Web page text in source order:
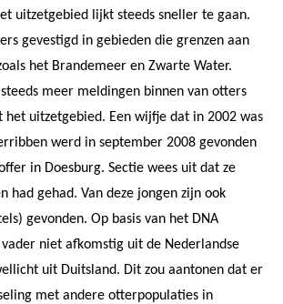
uitzetgebied lijkt steeds sneller te gaan.
gevestigd in gebieden die grenzen aan
het Brandemeer en Zwarte Water.
meer meldingen binnen van otters
het uitzetgebied. Een wijfje dat in 2002 was
werd in september 2008 gevonden
in Doesburg. Sectie wees uit dat ze
had gehad. Van deze jongen zijn ook
gevonden. Op basis van het DNA
niet afkomstig uit de Nederlandse
uit Duitsland. Dit zou aantonen dat er
met andere otterpopulaties in